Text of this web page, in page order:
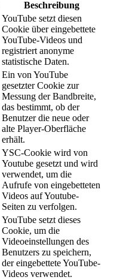
Beschreibung
YouTube setzt diesen
Cookie über eingebettete
YouTube-Videos und
registriert anonyme
statistische Daten.
Ein von YouTube
gesetzter Cookie zur
Messung der Bandbreite,
das bestimmt, ob der
Benutzer die neue oder
alte Player-Oberfläche
erhält.
YSC-Cookie wird von
Youtube gesetzt und wird
verwendet, um die
Aufrufe von eingebetteten
Videos auf Youtube-
Seiten zu verfolgen.
YouTube setzt dieses
Cookie, um die
Videoeinstellungen des
Benutzers zu speichern,
der eingebettete YouTube-
Videos verwendet.